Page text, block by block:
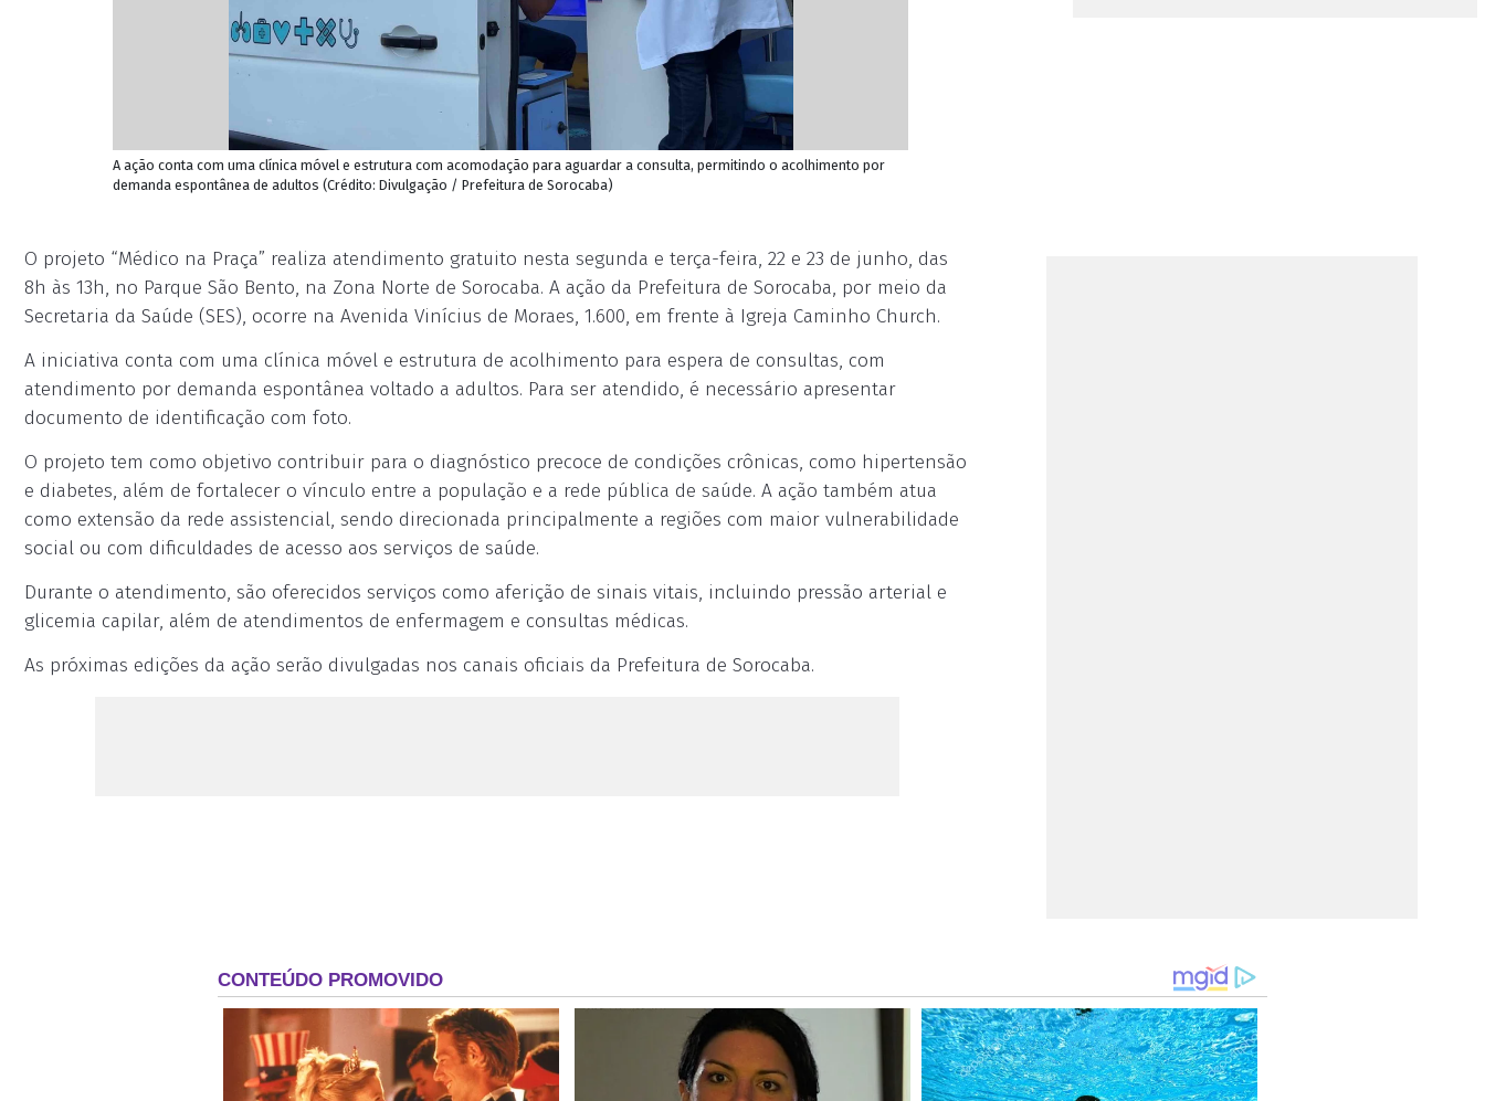
A ação conta com uma clínica móvel e estrutura com acomodação para aguardar a consulta, permitindo o acolhimento por
demanda espontânea de adultos (Crédito: Divulgação / Prefeitura de Sorocaba)
O projeto “Médico na Praça” realiza atendimento gratuito nesta segunda e terça-feira, 22 e 23 de junho, das
8h às 13h, no Parque São Bento, na Zona Norte de Sorocaba. A ação da Prefeitura de Sorocaba, por meio da
Secretaria da Saúde (SES), ocorre na Avenida Vinícius de Moraes, 1.600, em frente à Igreja Caminho Church.
A iniciativa conta com uma clínica móvel e estrutura de acolhimento para espera de consultas, com
atendimento por demanda espontânea voltado a adultos. Para ser atendido, é necessário apresentar
documento de identificação com foto.
O projeto tem como objetivo contribuir para o diagnóstico precoce de condições crônicas, como hipertensão
e diabetes, além de fortalecer o vínculo entre a população e a rede pública de saúde. A ação também atua
como extensão da rede assistencial, sendo direcionada principalmente a regiões com maior vulnerabilidade
social ou com dificuldades de acesso aos serviços de saúde.
Durante o atendimento, são oferecidos serviços como aferição de sinais vitais, incluindo pressão arterial e
glicemia capilar, além de atendimentos de enfermagem e consultas médicas.
As próximas edições da ação serão divulgadas nos canais oficiais da Prefeitura de Sorocaba.